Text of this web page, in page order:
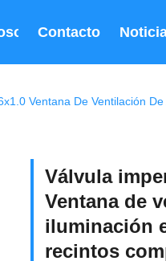
Contacto
Válvula
Ventana de
iluminación
recintos